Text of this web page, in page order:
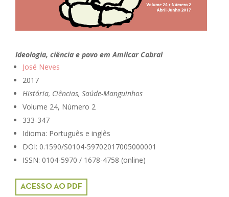
Ideologia, ciência e povo em Amílcar Cabral
José Neves
2017
História, Ciências, Saúde-Manguinhos
Volume 24, Número 2
333-347
Idioma: Português e inglês
DOI: 0.1590/S0104-59702017005000001
ISSN: 0104-5970 / 1678-4758 (online)
ACESSO AO PDF